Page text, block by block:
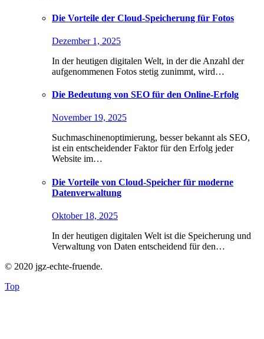
Die Vorteile der Cloud-Speicherung für Fotos
Dezember 1, 2025
In der heutigen digitalen Welt, in der die Anzahl der
aufgenommenen Fotos stetig zunimmt, wird…
Die Bedeutung von SEO für den Online-Erfolg
November 19, 2025
Suchmaschinenoptimierung, besser bekannt als SEO,
ist ein entscheidender Faktor für den Erfolg jeder
Website im…
Die Vorteile von Cloud-Speicher für moderne
Datenverwaltung
Oktober 18, 2025
In der heutigen digitalen Welt ist die Speicherung und
Verwaltung von Daten entscheidend für den…
© 2020 jgz-echte-fruende.
Top